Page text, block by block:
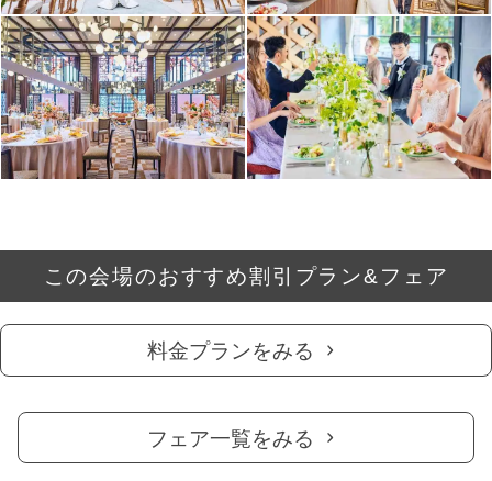
この会場のおすすめ割引プラン&フェア
料金プランをみる
フェア一覧をみる